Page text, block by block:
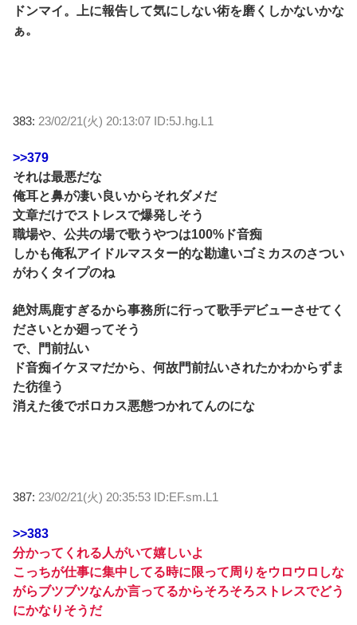
ドンマイ。上に報告して気にしない術を磨くしかないかな
ぁ。
383: 23/02/21(火) 20:13:07 ID:5J.hg.L1
>>379
それは最悪だな
俺耳と鼻が凄い良いからそれダメだ
文章だけでストレスで爆発しそう
職場や、公共の場で歌うやつは100%ド音痴
しかも俺私アイドルマスター的な勘違いゴミカスのさつい
がわくタイプのね
絶対馬鹿すぎるから事務所に行って歌手デビューさせてく
ださいとか廻ってそう
で、門前払い
ド音痴イケヌマだから、何故門前払いされたかわからずま
た彷徨う
消えた後でボロカス悪態つかれてんのにな
387: 23/02/21(火) 20:35:53 ID:EF.sm.L1
>>383
分かってくれる人がいて嬉しいよ
こっちが仕事に集中してる時に限って周りをウロウロしな
がらブツブツなんか言ってるからそろそろストレスでどう
にかなりそうだ